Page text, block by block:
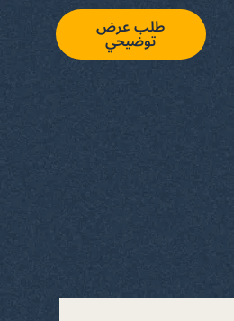
طلب عرض
توضيحي